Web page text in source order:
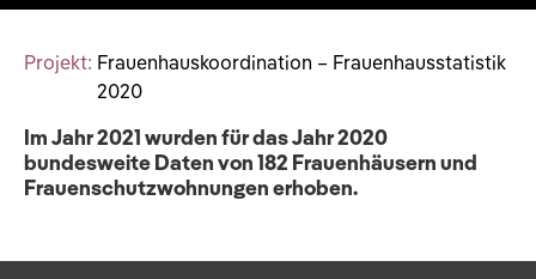
Projekt: Frauenhauskoordination – Frauenhausstatistik
2020
Im Jahr 2021 wurden für das Jahr 2020
bundesweite Daten von 182 Frauenhäusern und
Frauenschutzwohnungen erhoben.